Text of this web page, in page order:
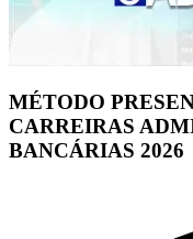
MÉTODO
CARREIRAS
BANCÁRIAS 2026